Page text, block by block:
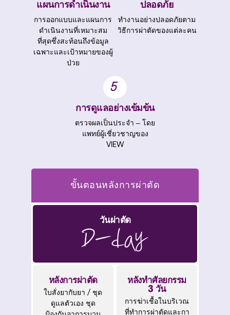
แผนการดำเนินงาน
การออกแบบและแผนการ
ดำเนินงานที่เหมาะสม
ที่สุดซึ่งสะท้อนถึงข้อมูล
เฉพาะและเป้าหมายของผู้
ป่วย
ปลอดภัย
ทำงานอย่างปลอดภัยตาม
วิธีการผ่าตัดของแต่ละคน
5
การดูแลอย่างเข้มข้น
ตรวจผลเป็นประจำ – โดย
แพทย์ผู้เชี่ยวชาญของ
VIEW
วันผ่าตัด
หลังการผ่าตัด
ใบสั่งยากับยา / ชุด
ดูแลตัวเอง ชุด
หลังทำศัลยกรรม
3 วัน
การฆ่าเชื้อในบริเวณ
ที่ทำการผ่าตัดและกา